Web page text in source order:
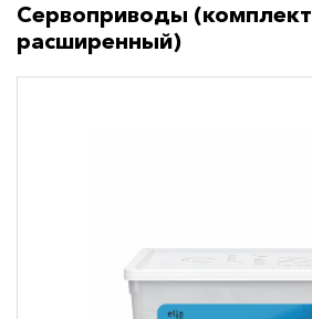
Сервоприводы (комплект
расширенный)